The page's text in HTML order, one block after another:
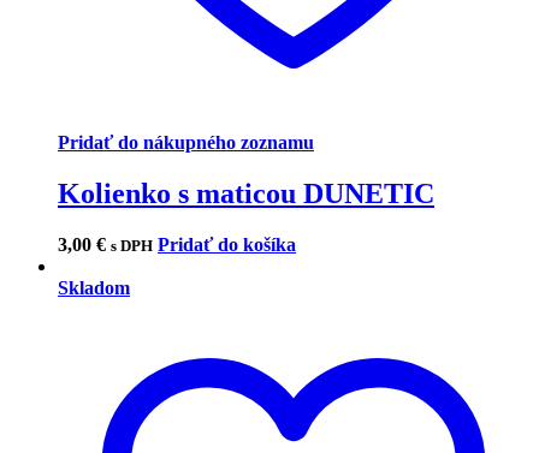
Pridať do nákupného zoznamu
Kolienko s maticou DUNETIC
3,00 € s DPH Pridať do košíka
Skladom